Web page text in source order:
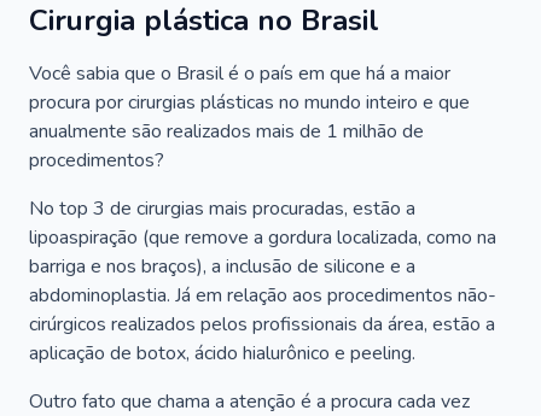
Cirurgia plástica no Brasil
Você sabia que o Brasil é o país em que há a maior
procura por cirurgias plásticas no mundo inteiro e que
anualmente são realizados mais de 1 milhão de
procedimentos?
No top 3 de cirurgias mais procuradas, estão a
lipoaspiração (que remove a gordura localizada, como na
barriga e nos braços), a inclusão de silicone e a
abdominoplastia. Já em relação aos procedimentos não-
cirúrgicos realizados pelos profissionais da área, estão a
aplicação de botox, ácido hialurônico e peeling.
Outro fato que chama a atenção é a procura cada vez